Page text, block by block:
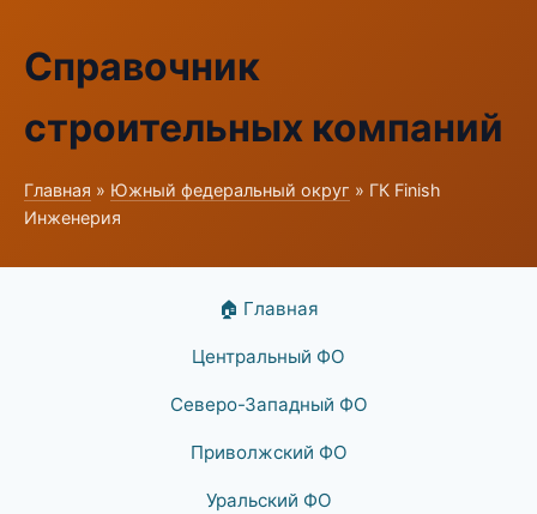
Справочник
строительных компаний
Главная » Южный федеральный округ » ГК Finish
Инженерия
🏠 Главная
Центральный ФО
Северо-Западный ФО
Приволжский ФО
Уральский ФО